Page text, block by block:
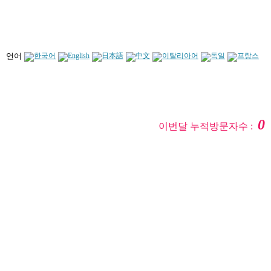
언어
이번달 누적방문자수 :0